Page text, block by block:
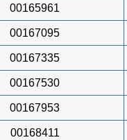
00165961
00167095
00167335
00167530
00167953
00168411